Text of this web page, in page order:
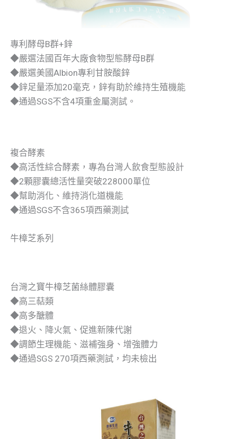
專利酵母B群+鋅
◆嚴選法國百年大廠食物型態酵母B群
◆嚴選美國Albion專利甘胺酸鋅
◆鋅足量添加20毫克，鋅有助於維持生殖機能
◆通過SGS不含4項重金屬測試。
複合酵素
◆高活性綜合酵素，專為台灣人飲食型態設計
◆2顆膠囊總活性量突破228000單位
◆幫助消化、維持消化道機能
◆通過SGS不含365項西藥測試
牛樟芝系列
台灣之寶牛樟芝菌絲體膠囊
◆高三萜類
◆高多醣體
◆退火、降火氣、促進新陳代謝
◆調節生理機能、滋補強身、增強體力
◆通過SGS 270項西藥測試，均未檢出